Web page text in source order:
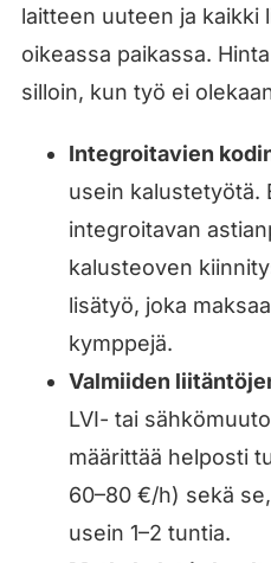
laitteen uuteen ja kaikki
oikeassa paikassa.
silloin, kun työ ei
Integroitavien
usein kalustetyötä.
integroitavan
kalusteoven
lisätyö, joka
kymppejä.
Valmiiden
LVI- tai
määrittää helposti
60–80 €/h) sekä
usein 1–2 tuntia.